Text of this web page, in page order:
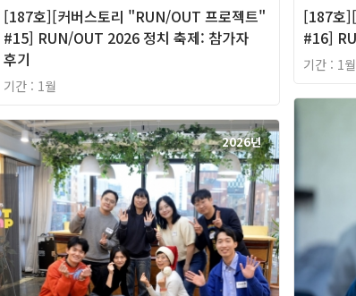
[187호][커버스토리 "RUN/OUT 프로젝트"
#15] RUN/OUT 2026 정치 축제: 참가자
후기
기간 : 1월
[187호
#16]
기간 : 1월
2026년